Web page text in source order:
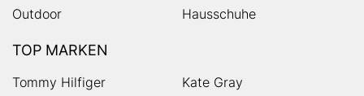
Outdoor
Hausschuhe
TOP MARKEN
Tommy Hilfiger
Kate Gray